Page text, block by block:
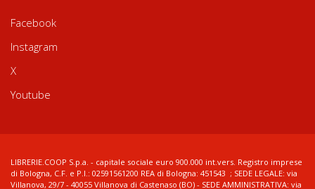
Facebook
Instagram
X
Youtube
LIBRERIE.COOP S.p.a. - capitale sociale euro 900.000 int.vers. Registro imprese
di Bologna, C.F. e P.I.: 02591561200 REA di Bologna: 451543 ; SEDE LEGALE: via
Villanova, 29/7 - 40055 Villanova di Castenaso (BO) - SEDE AMMINISTRATIVA: via